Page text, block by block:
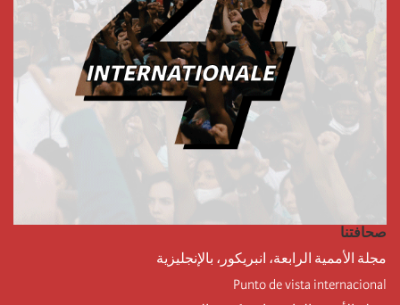
صحافتنا
مجلة الأممية الرابعة، انبريكور، بالإنجليزية
Punto de vista internacional